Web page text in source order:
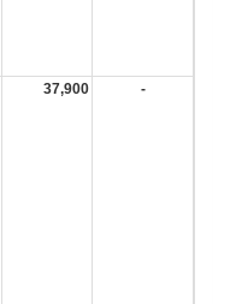
37,900 -